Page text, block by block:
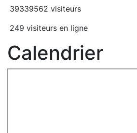
39339562 visiteurs
249 visiteurs en ligne
Calendrier